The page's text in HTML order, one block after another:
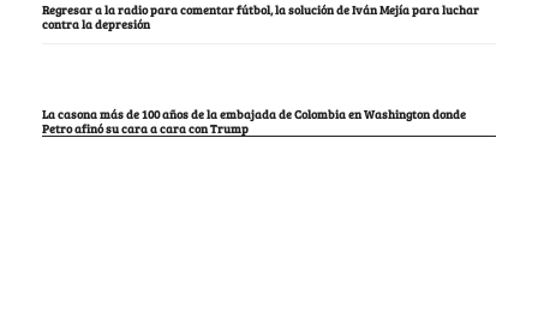
Regresar a la radio para comentar fútbol, la solución de Iván Mejía para luchar
contra la depresión
La casona más de 100 años de la embajada de Colombia en Washington donde
Petro afinó su cara a cara con Trump